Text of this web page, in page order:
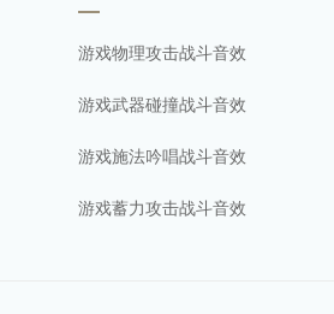
游戏物理攻击战斗音效
游戏武器碰撞战斗音效
游戏施法吟唱战斗音效
游戏蓄力攻击战斗音效